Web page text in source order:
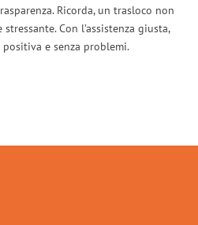
Ricorda, un trasloco non
Con l’assistenza giusta,
positiva e senza problemi.